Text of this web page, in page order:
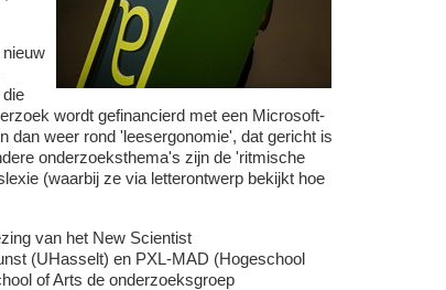
wordt gefinancierd met een Microsoft-
dan weer rond 'leesergonomie', dat gericht is
onderzoeksthema's zijn de 'ritmische
(waarbij ze via letterontwerp bekijkt hoe
van het New Scientist
(UHasselt) en PXL-MAD (Hogeschool
of Arts de onderzoeksgroep